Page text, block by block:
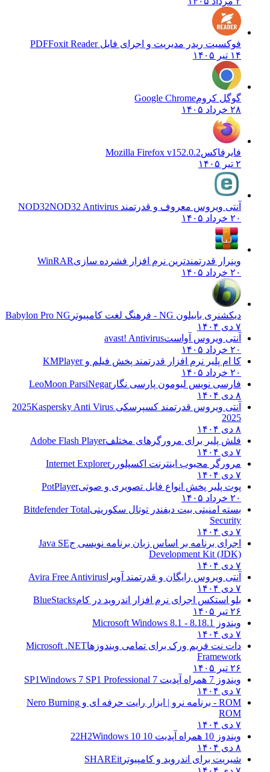
فوکسیت ریدر مدیریت و اجرای فایل PDFFoxit Reader
۱۴ تیر ۱۴۰۵
گوگل کرومGoogle Chrome
۲۸ خرداد ۱۴۰۵
فایرفاکسMozilla Firefox v152.0.2
۲ تیر ۱۴۰۵
آنتی ویروس معروف و قدرتمند NOD32 NOD32 Antivirus
۲۰ خرداد ۱۴۰۵
وینرار قدرتمندترین نرم افزار فشرده سازیWinRAR
۲۰ خرداد ۱۴۰۵
دیکشنری بابیلون NG - فرهنگ لغت کامپیوتر
Babylon Pro NG
۷ دی ۱۴۰۴
آنتی ویروس آواستavast! Antivirus
۲۰ خرداد ۱۴۰۵
کا ام پلیر نرم افزار قدرتمند پخش فیلم وKMPlayer
۲۰ خرداد ۱۴۰۵
فارسی نویس لیومون پارسی نگارLeoMoon ParsiNegar
۸ دی ۱۴۰۴
آنتی ویروس قدرتمند کسپرسکی 2025 Kaspersky Anti Virus
2025
۸ دی ۱۴۰۴
فلش پلیر برای مرورگرهای مختلفAdobe Flash Player
۷ دی ۱۴۰۴
مرورگر محبوب اینترنت اکسپلوررInternet Explorer
۷ دی ۱۴۰۴
پوت پلیر پخش انواع فایل تصویری و صوتیPotPlayer
۲۰ خرداد ۱۴۰۵
بسته امنیتی بیت دیفندر توتال سکوریتیBitdefender Total
Security
۷ دی ۱۴۰۴
اجرای برنامه بر اساس زبان برنامه نویسی جJava SE
Development Kit (JDK)
۷ دی ۱۴۰۴
آنتی ویروس رایگان و قدرتمند آویرا Avira Free Antivirus
۷ دی ۱۴۰۴
بلو استکس اجرای نرم افزار اندروید در کامBlueStacks
۲۶ تیر ۱۴۰۵
ویندوز 8.1
8.1 - Microsoft Windows 8.1
۷ دی ۱۴۰۴
دات نت فریم ورک برای تمامی ویندوزهاMicrosoft .NET
Framework
۲۶ تیر ۱۴۰۵
ویندوز 7 همراه آپدیت 7 SP1
Windows 7 SP1 Professional
۷ دی ۱۴۰۴
ROM - برنامه نرو | ابزار رایت حرفه ای و
Nero Burning
ROM
۷ دی ۱۴۰۴
ویندوز 10 همراه آپدیت 10 22H2
Windows 10
۸ دی ۱۴۰۴
شیریت برای اندروید و کامپیوتر SHAREit